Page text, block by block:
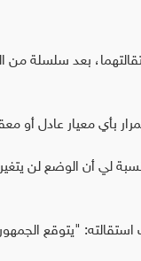
بعد سلسلة
بأي معيار عادل أو
لي أن الوضع لن
"يتوقع